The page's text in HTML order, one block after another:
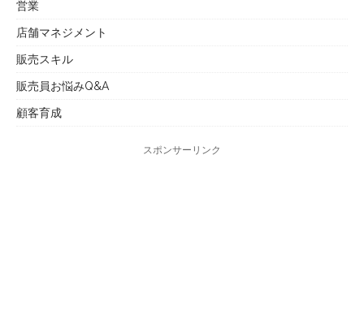
営業
店舗マネジメント
販売スキル
販売員お悩みQ&A
顧客育成
スポンサーリンク